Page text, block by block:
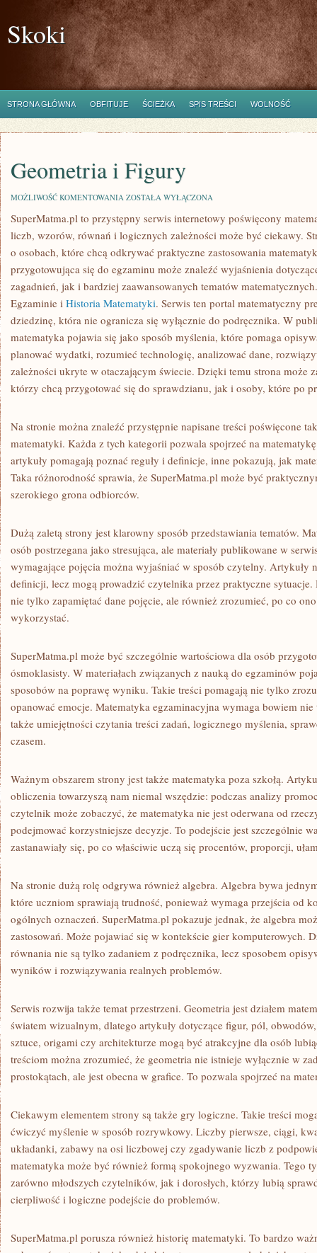
Skoki
STRONA GŁÓWNA OBFITUJE ŚCIEŻKA SPIS TREŚCI WOLNOŚĆ
Geometria i Figury
MOŻLIWOŚĆ KOMENTOWANIA GEOMETRIA
FIGURY
ZOSTAŁA WYŁĄCZONA
SuperMatma.pl to przystępny serwis internetowy poświęcony
liczb, wzorów, równań i logicznych zależności może być ciekawy.
o osobach, które chcą odkrywać praktyczne zastosowania
przygotowująca się do egzaminu może znaleźć wyjaśnienia
zagadnień, jak i bardziej zaawansowanych tematów
Egzaminie i Historia Matematyki. Serwis ten portal matematyczny
dziedzinę, która nie ogranicza się wyłącznie do podręcznika. W
matematyka pojawia się jako sposób myślenia, które pomaga
planować wydatki, rozumieć technologię, analizować dane,
zależności ukryte w otaczającym świecie. Dzięki temu strona może
którzy chcą przygotować się do sprawdzianu, jak i osoby, które po
Na stronie można znaleźć przystępnie napisane treści poświęcone
matematyki. Każda z tych kategorii pozwala spojrzeć na
artykuły pomagają poznać reguły i definicje, inne pokazują, jak
Taka różnorodność sprawia, że SuperMatma.pl może być
szerokiego grona odbiorców.
Dużą zaletą strony jest klarowny sposób przedstawiania tematów.
osób postrzegana jako stresująca, ale materiały publikowane w
wymagające pojęcia można wyjaśniać w sposób czytelny. Artykuły
definicji, lecz mogą prowadzić czytelnika przez praktyczne
nie tylko zapamiętać dane pojęcie, ale również zrozumieć, po co
wykorzystać.
SuperMatma.pl może być szczególnie wartościowa dla osób
ósmoklasisty. W materiałach związanych z nauką do egzaminów
sposobów na poprawę wyniku. Takie treści pomagają nie tylko
opanować emocje. Matematyka egzaminacyjna wymaga bowiem
także umiejętności czytania treści zadań, logicznego myślenia,
czasem.
Ważnym obszarem strony jest także matematyka poza szkołą.
obliczenia towarzyszą nam niemal wszędzie: podczas analizy
czytelnik może zobaczyć, że matematyka nie jest oderwana od
podejmować korzystniejsze decyzje. To podejście jest szczególnie
zastanawiały się, po co właściwie uczą się procentów, proporcji,
Na stronie dużą rolę odgrywa również algebra. Algebra bywa
które uczniom sprawiają trudność, ponieważ wymaga przejścia od
ogólnych oznaczeń. SuperMatma.pl pokazuje jednak, że algebra
zastosowań. Może pojawiać się w kontekście gier komputerowych.
równania nie są tylko zadaniem z podręcznika, lecz sposobem
wyników i rozwiązywania realnych problemów.
Serwis rozwija także temat przestrzeni. Geometria jest działem
światem wizualnym, dlatego artykuły dotyczące figur, pól,
sztuce, origami czy architekturze mogą być atrakcyjne dla osób
treściom można zrozumieć, że geometria nie istnieje wyłącznie w
prostokątach, ale jest obecna w grafice. To pozwala spojrzeć na
Ciekawym elementem strony są także gry logiczne. Takie treści
ćwiczyć myślenie w sposób rozrywkowy. Liczby pierwsze, ciągi,
układanki, zabawy na osi liczbowej czy zgadywanie liczb z
matematyka może być również formą spokojnego wyzwania. Tego
zarówno młodszych czytelników, jak i dorosłych, którzy lubią
cierpliwość i logiczne podejście do problemów.
SuperMatma.pl porusza również historię matematyki. To bardzo